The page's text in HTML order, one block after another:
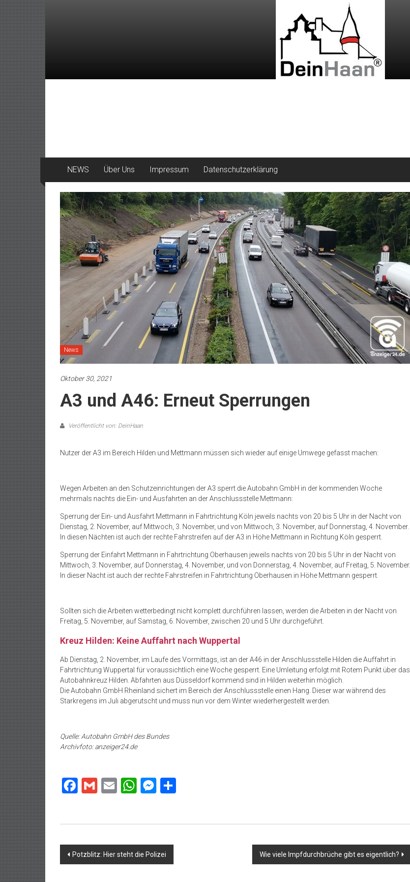
NEWS Über Uns Impressum Datenschutzerklärung
News
Oktober 30, 2021
A3 und A46: Erneut Sperrungen
Veröffentlicht von: DeinHaan
Nutzer der A3 im Bereich Hilden und Mettmann müssen sich wieder auf einige Umwege gefasst machen:
Wegen Arbeiten an den Schutzeinrichtungen der A3 sperrt die Autobahn GmbH in der kommenden Woche
mehrmals nachts die Ein- und Ausfahrten an der Anschlussstelle Mettmann:
Sperrung der Ein- und Ausfahrt Mettmann in Fahrtrichtung Köln jeweils nachts von 20 bis 5 Uhr in der Nacht von
Dienstag, 2. November, auf Mittwoch, 3. November, und von Mittwoch, 3. November, auf Donnerstag, 4. November.
In diesen Nächten ist auch der rechte Fahrstreifen auf der A3 in Höhe Mettmann in Richtung Köln gesperrt.
Sperrung der Einfahrt Mettmann in Fahrtrichtung Oberhausen jeweils nachts von 20 bis 5 Uhr in der Nacht von
Mittwoch, 3. November, auf Donnerstag, 4. November, und von Donnerstag, 4. November, auf Freitag, 5. November.
In dieser Nacht ist auch der rechte Fahrstreifen in Fahrtrichtung Oberhausen in Höhe Mettmann gesperrt.
Sollten sich die Arbeiten wetterbedingt nicht komplett durchführen lassen, werden die Arbeiten in der Nacht von
Freitag, 5. November, auf Samstag, 6. November, zwischen 20 und 5 Uhr durchgeführt.
Kreuz Hilden: Keine Auffahrt nach Wuppertal
Ab Dienstag, 2. November, im Laufe des Vormittags, ist an der A46 in der Anschlussstelle Hilden die Auffahrt in
Fahrtrichtung Wuppertal für voraussichtlich eine Woche gesperrt. Eine Umleitung erfolgt mit Rotem Punkt über das
Autobahnkreuz Hilden. Abfahrten aus Düsseldorf kommend sind in Hilden weiterhin möglich.
Die Autobahn GmbH Rheinland sichert im Bereich der Anschlussstelle einen Hang. Dieser war während des
Starkregens im Juli abgerutscht und muss nun vor dem Winter wiederhergestellt werden.
Quelle: Autobahn GmbH des Bundes
Archivfoto: anzeiger24.de
Facebook
GmailEmailWhatsApp
Messenger
Beitragsnavigation
Potzblitz: Hier steht die Polizei Wie viele Impfdurchbrüche gibt es eigentlich?